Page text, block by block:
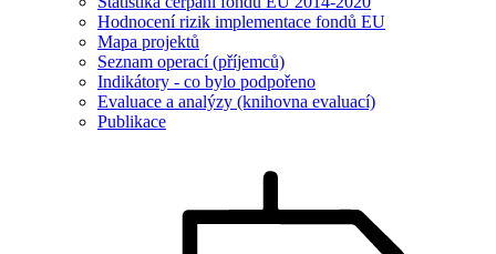
Hodnocení rizik implementace fondů EU
Mapa projektů
Seznam operací (příjemců)
Indikátory - co bylo podpořeno
Evaluace a analýzy (knihovna evaluací)
Publikace